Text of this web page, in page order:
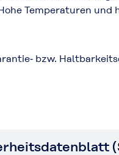
Temperaturen
bzw.